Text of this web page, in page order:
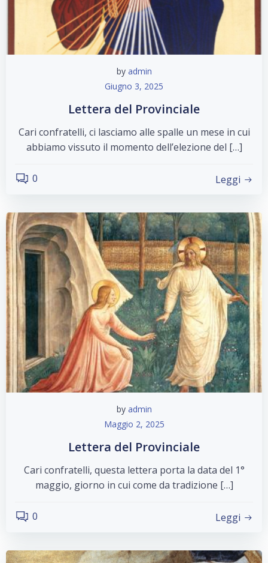
by admin
Giugno 3, 2025
Lettera del Provinciale
Cari confratelli, ci lasciamo alle spalle un mese in cui
abbiamo vissuto il momento dell’elezione del […]
0 Leggi
by admin
Maggio 2, 2025
Lettera del Provinciale
Cari confratelli, questa lettera porta la data del 1°
maggio, giorno in cui come da tradizione […]
0 Leggi